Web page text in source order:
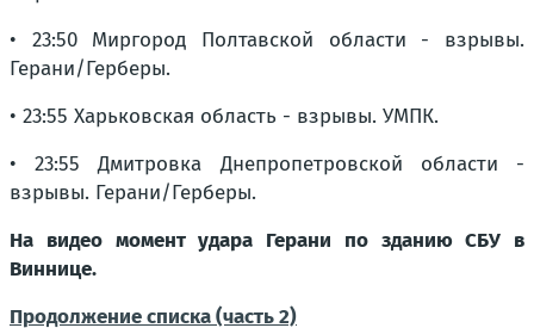
• 23:50 Миргород Полтавской области - взрывы.
Герани/Герберы.
• 23:55 Харьковская область - взрывы. УМПК.
• 23:55 Дмитровка Днепропетровской области -
взрывы. Герани/Герберы.
На видео момент удара Герани по зданию СБУ в
Виннице.
Продолжение списка (часть 2)